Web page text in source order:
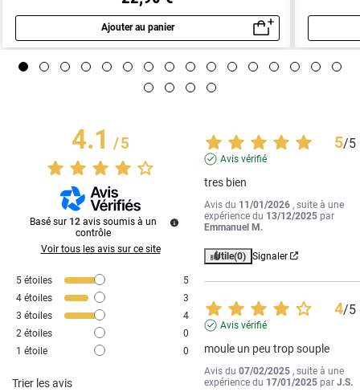
Ajouter au panier
Aperçu rapide
4.1/5
Basé sur 12 avis soumis à un
contrôle
Voir tous les avis sur ce site
5 étoiles
5
4 étoiles
3
3 étoiles
4
2 étoiles
0
1 étoile 0
Trier les avis
5/5
Avis vérifié
tres bien
Avis du 11/01/2026 , suite à une
expérience du 13/12/2025 par
Emmanuel M.
Utile(0) Signaler
4/5
Avis vérifié
moule un peu trop souple
Avis du07/02/2025 , suite à une
expérience du 17/01/2025 parJ.S.